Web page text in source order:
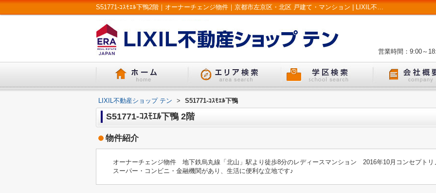
S51771-ｺｽﾓｴﾙ下鴨2階｜オーナーチェンジ物件｜京都市左京区・北区 戸建て・マンション | LIXIL不動産ショップ テン
営業時間：9:00～
LIXIL不動産ショップ テン > S51771-ｺｽﾓｴﾙ下鴨
S51771-ｺｽﾓｴﾙ下鴨 2階
物件紹介
オーナーチェンジ物件 地下鉄烏丸線「北山」駅より徒歩8分のレディースマンション 2016年10月コンセプト
スーパー・コンビニ・金融機関があり、生活に便利な立地です♪